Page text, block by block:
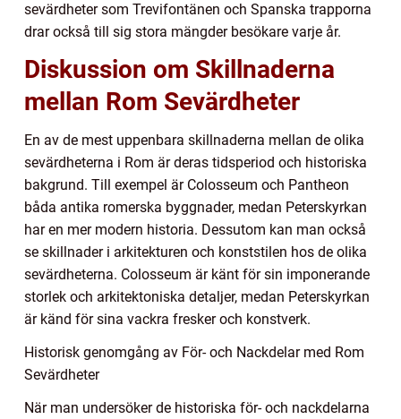
sevärdheter som Trevifontänen och Spanska trapporna
drar också till sig stora mängder besökare varje år.
Diskussion om Skillnaderna
mellan Rom Sevärdheter
En av de mest uppenbara skillnaderna mellan de olika
sevärdheterna i Rom är deras tidsperiod och historiska
bakgrund. Till exempel är Colosseum och Pantheon
båda antika romerska byggnader, medan Peterskyrkan
har en mer modern historia. Dessutom kan man också
se skillnader i arkitekturen och konststilen hos de olika
sevärdheterna. Colosseum är känt för sin imponerande
storlek och arkitektoniska detaljer, medan Peterskyrkan
är känd för sina vackra fresker och konstverk.
Historisk genomgång av För- och Nackdelar med Rom
Sevärdheter
När man undersöker de historiska för- och nackdelarna